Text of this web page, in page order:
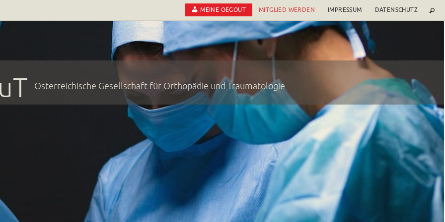
MEINE OEGOUT MITGLIED WERDEN IMPRESSUM DATENSCHUTZ
Österreichische Gesellschaft für Orthopädie und Traumatologie